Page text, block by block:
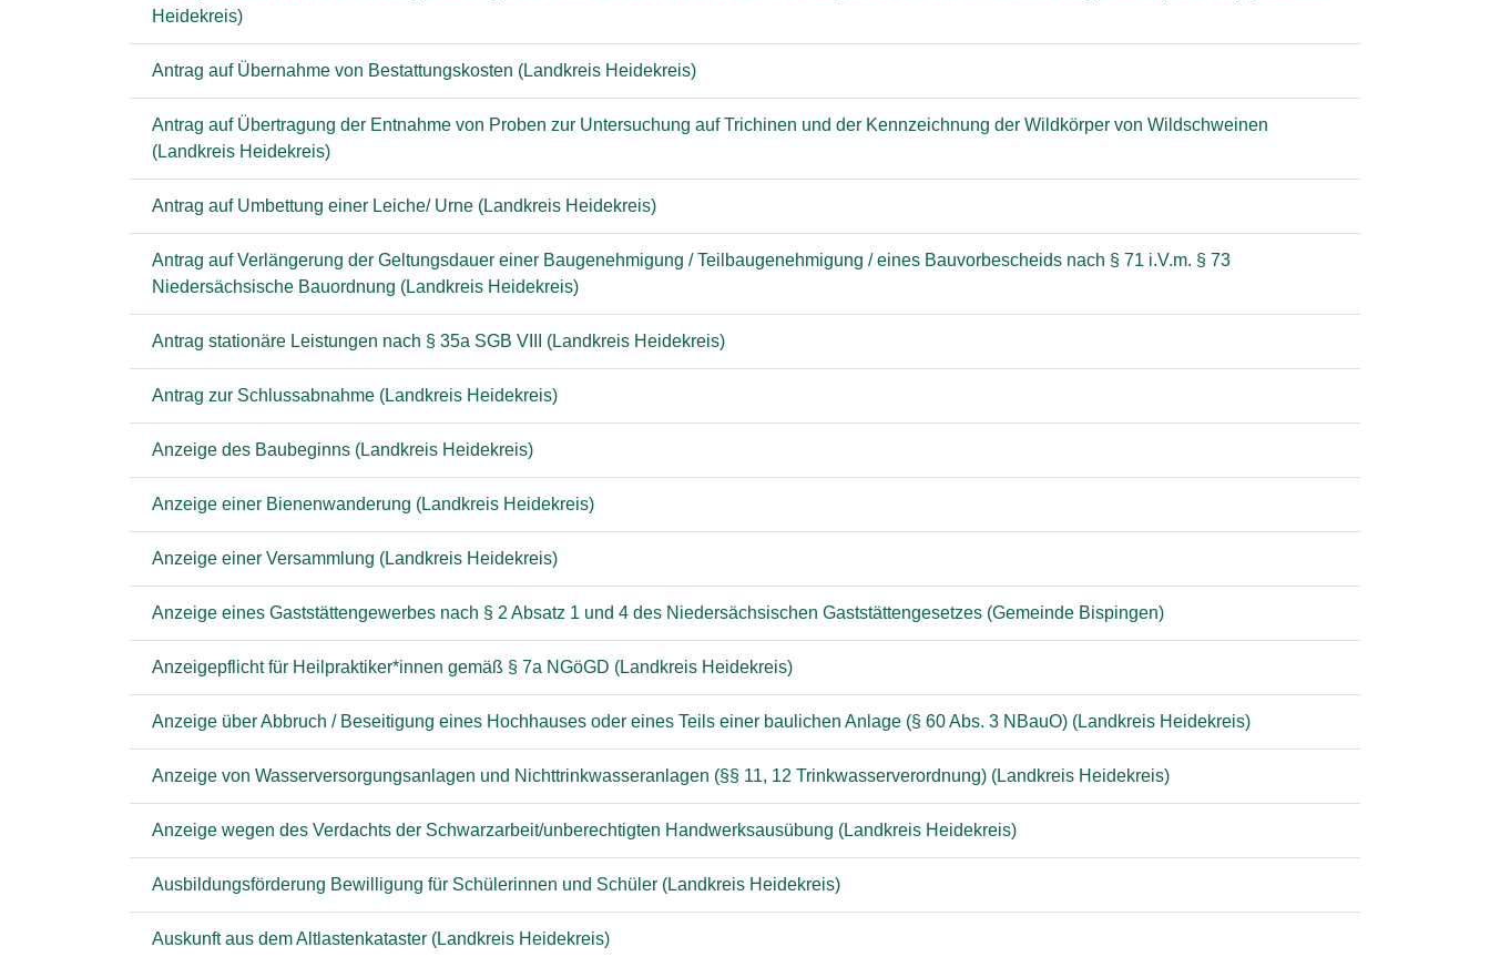
Heidekreis)
Antrag auf Übernahme von Bestattungskosten (Landkreis Heidekreis)
Antrag auf Übertragung der Entnahme von Proben zur Untersuchung auf Trichinen und der Kennzeichnung der Wildkörper von Wildschweinen
(Landkreis Heidekreis)
Antrag auf Umbettung einer Leiche/ Urne (Landkreis Heidekreis)
Antrag auf Verlängerung der Geltungsdauer einer Baugenehmigung / Teilbaugenehmigung / eines Bauvorbescheids nach § 71 i.V.m. § 73
Niedersächsische Bauordnung (Landkreis Heidekreis)
Antrag stationäre Leistungen nach § 35a SGB VIII (Landkreis Heidekreis)
Antrag zur Schlussabnahme (Landkreis Heidekreis)
Anzeige des Baubeginns (Landkreis Heidekreis)
Anzeige einer Bienenwanderung (Landkreis Heidekreis)
Anzeige einer Versammlung (Landkreis Heidekreis)
Anzeige eines Gaststättengewerbes nach § 2 Absatz 1 und 4 des Niedersächsischen Gaststättengesetzes (Gemeinde Bispingen)
Anzeigepflicht für Heilpraktiker*innen gemäß § 7a NGöGD (Landkreis Heidekreis)
Anzeige über Abbruch / Beseitigung eines Hochhauses oder eines Teils einer baulichen Anlage (§ 60 Abs. 3 NBauO) (Landkreis Heidekreis)
Anzeige von Wasserversorgungsanlagen und Nichttrinkwasseranlagen (§§ 11, 12 Trinkwasserverordnung) (Landkreis Heidekreis)
Anzeige wegen des Verdachts der Schwarzarbeit/unberechtigten Handwerksausübung (Landkreis Heidekreis)
Ausbildungsförderung Bewilligung für Schülerinnen und Schüler (Landkreis Heidekreis)
Auskunft aus dem Altlastenkataster (Landkreis Heidekreis)